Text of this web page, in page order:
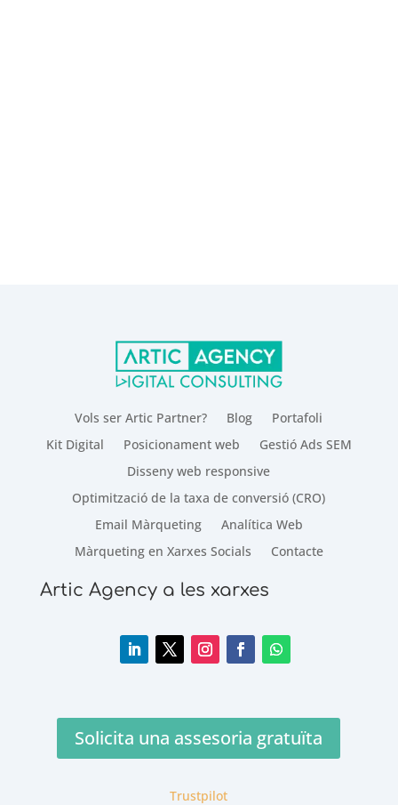
Vols ser Artic Partner? Blog
Portafoli
Kit Digital
Posicionament web
Gestió Ads SEM
Disseny web responsive
Optimització de la taxa de conversió (CRO)
Email Màrqueting
Analítica Web
Màrqueting en Xarxes Socials
Contacte
Artic Agency a les xarxes
Solicita una assesoria gratuïta
Trustpilot